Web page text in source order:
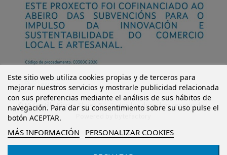
Este sitio web utiliza cookies propias y de terceros para
mejorar nuestros servicios y mostrarle publicidad relacionada
con sus preferencias mediante el análisis de sus hábitos de
navegación. Para dar su consentimiento sobre su uso pulse el
botón ACEPTAR.
MÁS INFORMACIÓN PERSONALIZAR COOKIES
© Mi Castillo Kinder Shoes S.L. Todos los derechos reservados.